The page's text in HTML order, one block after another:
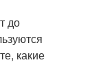
до
какие